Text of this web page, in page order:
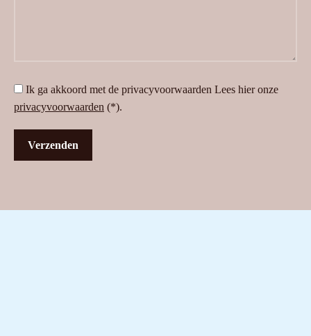
Ik ga akkoord met de privacyvoorwaarden Lees hier onze
privacyvoorwaarden (*).